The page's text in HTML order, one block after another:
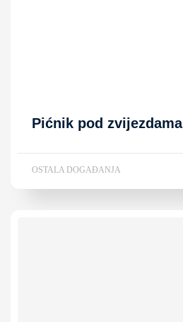
Pićnik pod zvijezdama
OSTALA DOGAĐANJA